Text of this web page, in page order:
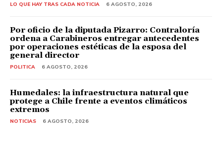
LO QUE HAY TRAS CADA NOTICIA 6 AGOSTO, 2026
Por oficio de la diputada Pizarro: Contraloría
ordena a Carabineros entregar antecedentes
por operaciones estéticas de la esposa del
general director
POLITICA 6 AGOSTO, 2026
Humedales: la infraestructura natural que
protege a Chile frente a eventos climáticos
extremos
NOTICIAS 6 AGOSTO, 2026